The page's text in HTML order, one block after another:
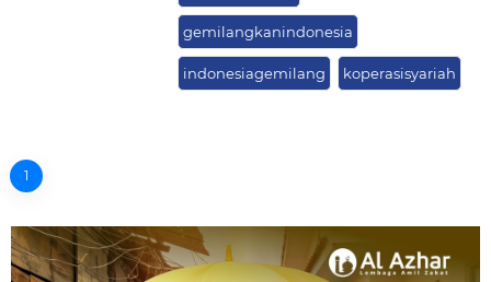
gemilangkanindonesia
indonesiagemilang koperasisyariah
1